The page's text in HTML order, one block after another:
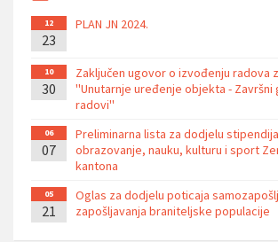
12
23
PLAN JN 2024.
10
30
Zaključen ugovor o izvođenju radova
''Unutarnje uređenje objekta - Završni
radovi''
06
07
Preliminarna lista za dodjelu
obrazovanje, nauku, kulturu i sport
kantona
05
21
Oglas za dodjelu poticaja
zapošljavanja braniteljske populacije